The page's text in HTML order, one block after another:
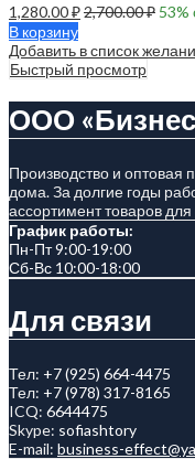
1,280.00₽2,700.00₽ 53%
В корзину
Добавить в список
Быстрый просмотр
ООО
Производство и оптовая
дома. За долгие годы
ассортимент товаров
График работы:
Пн-Пт 9:00-19:00
Сб-Вс 10:00-18:00
Для связи
Тел: +7 (925) 664-4475
Тел: +7 (978) 317-8165
ICQ: 6644475
Skype: sofiashtory
E-mail: business-